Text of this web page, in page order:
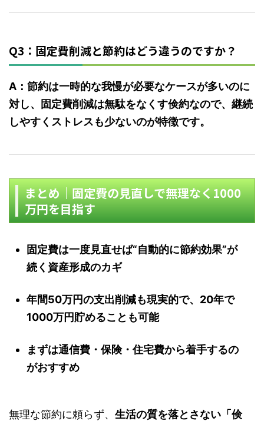
Q3：固定費削減と節約はどう違うのですか？
A：節約は一時的な我慢が必要なケースが多いのに
対し、固定費削減は無駄をなくす倹約なので、継続
しやすくストレスも少ないのが特徴です。
まとめ｜固定費の見直しで無理なく1000
万円を目指す
固定費は一度見直せば“自動的に節約効果”が
続く資産形成のカギ
年間50万円の支出削減も現実的で、20年で
1000万円貯めることも可能
まずは通信費・保険・住宅費から着手するの
がおすすめ
無理な節約に頼らず、 生活の質を落とさない「倹